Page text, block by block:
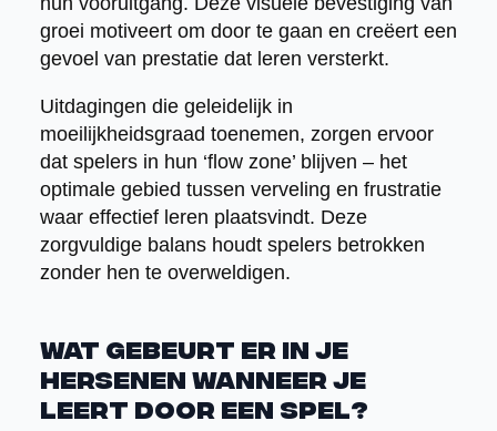
groei motiveert om door te gaan en creëert een
gevoel van prestatie dat leren versterkt.
Uitdagingen die geleidelijk in
moeilijkheidsgraad toenemen, zorgen ervoor
dat spelers in hun ‘flow zone’ blijven – het
optimale gebied tussen verveling en frustratie
waar effectief leren plaatsvindt. Deze
zorgvuldige balans houdt spelers betrokken
zonder hen te overweldigen.
Wat gebeurt er in je
hersenen wanneer je
leert door een spel?